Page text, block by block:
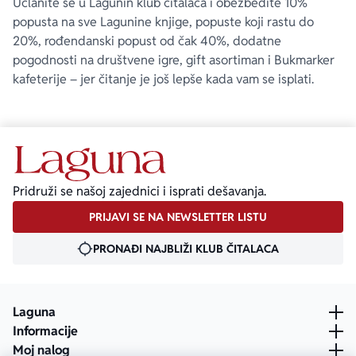
popusta na sve Lagunine knjige, popuste koji rastu do
20%, rođendanski popust od čak 40%, dodatne
pogodnosti na društvene igre, gift asortiman i Bukmarker
kafeterije – jer čitanje je još lepše kada vam se isplati.
Pridruži se našoj zajednici i isprati dešavanja.
PRIJAVI SE NA NEWSLETTER LISTU
PRONAĐI NAJBLIŽI KLUB ČITALACA
Laguna
Informacije
Moj nalog